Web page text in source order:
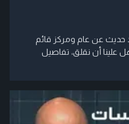
حديث عن عام ومركز قائم
علينا أن نقلق، تفاصيل